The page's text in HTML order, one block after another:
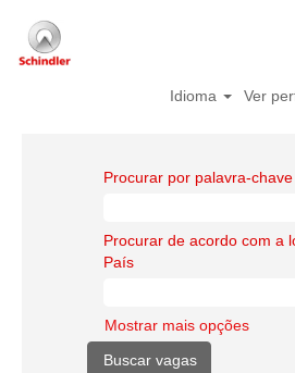
Idioma Ver
Procurar por palavra-chave
Procurar de acordo com a
País
Mostrar mais opções